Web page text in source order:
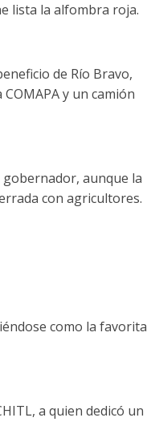
lista la alfombra roja.
de Río Bravo,
y un camión
gobernador, aunque la
con agricultores.
como la favorita
a quien dedicó un